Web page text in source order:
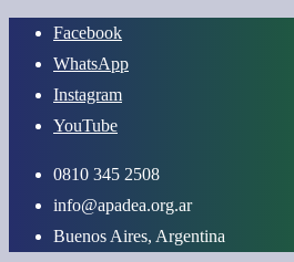
Saltar
contenido
Facebook
WhatsApp
Instagram
YouTube
0810 345 2508
info@apadea.org.ar
Buenos Aires, Argentina